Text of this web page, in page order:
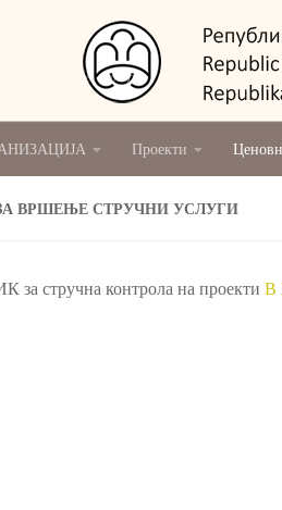
Centre - Skopje
Проекти
ВРШЕЊЕ СТРУЧНИ УСЛУГИ
стручна контрола на проекти В